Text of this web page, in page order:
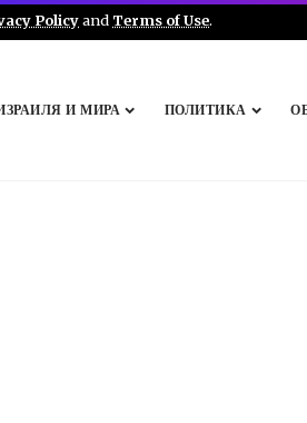
Policyand Terms of Use.
И МИРА ПОЛИТИКА